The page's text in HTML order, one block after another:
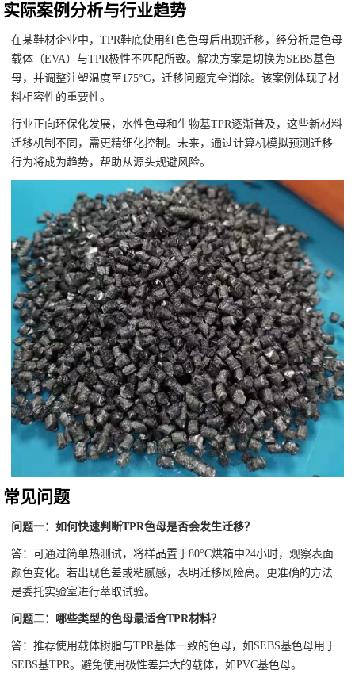
实际案例分析与行业趋势
在某鞋材企业中，TPR鞋底使用红色色母后出现迁移，经分析是色母
载体（EVA）与TPR极性不匹配所致。解决方案是切换为SEBS基色
母，并调整注塑温度至175°C，迁移问题完全消除。该案例体现了材
料相容性的重要性。
行业正向环保化发展，水性色母和生物基TPR逐渐普及，这些新材料
迁移机制不同，需更精细化控制。未来，通过计算机模拟预测迁移
行为将成为趋势，帮助从源头规避风险。
常见问题
问题一：如何快速判断TPR色母是否会发生迁移？
答：可通过简单热测试，将样品置于80°C烘箱中24小时，观察表面
颜色变化。若出现色差或粘腻感，表明迁移风险高。更准确的方法
是委托实验室进行萃取试验。
问题二：哪些类型的色母最适合TPR材料？
答：推荐使用载体树脂与TPR基体一致的色母，如SEBS基色母用于
SEBS基TPR。避免使用极性差异大的载体，如PVC基色母。